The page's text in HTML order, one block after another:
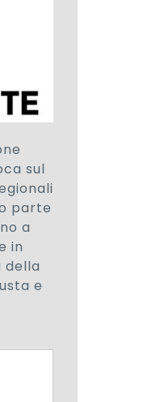
sul
parte
a
in
della
e